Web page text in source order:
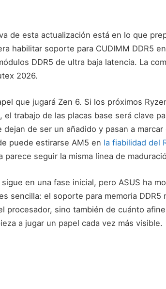
de esta actualización está en lo que
habilitar soporte para CUDIMM DDR5
DDR5 de ultra baja latencia. La
2026.
que jugará Zen 6. Si los próximos
el trabajo de las placas base será clave
dejan de ser un añadido y pasan a
puede estirarse AM5 en la fiabilidad del
parece seguir la misma línea de
sigue en una fase inicial, pero ASUS ha
sencilla: el soporte para memoria DDR5
procesador, sino también de cuánto
a jugar un papel cada vez más visible.